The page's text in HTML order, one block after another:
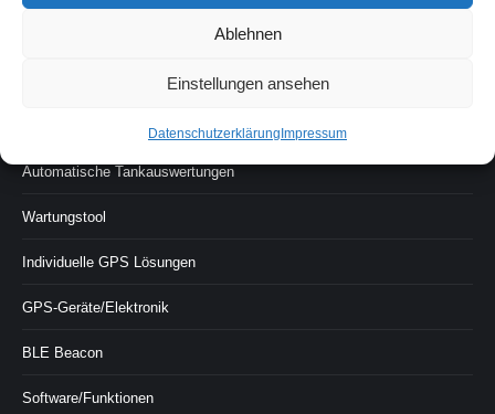
Ablehnen
Einstellungen ansehen
Datenschutzerklärung Impressum
DDD Tachograph auslesen aus der Entfernung
Automatische Tankauswertungen
Wartungstool
Individuelle GPS Lösungen
GPS-Geräte/Elektronik
BLE Beacon
Software/Funktionen